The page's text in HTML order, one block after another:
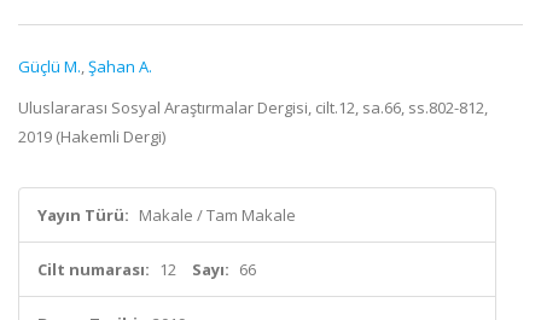
Güçlü M.,Şahan A.
Uluslararası Sosyal Araştırmalar Dergisi, cilt.12, sa.66, ss.802-812,
2019 (Hakemli Dergi)
Yayın Türü: Makale / Tam Makale
Cilt numarası: 12 Sayı: 66